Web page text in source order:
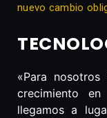
nuevo cambio
«Para
crecimiento
llegamos a